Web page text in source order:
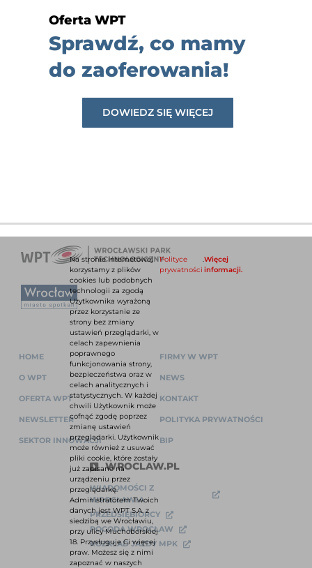
Oferta WPT
Sprawdź, co mamy
do zaoferowania!
DOWIEDZ SIĘ WIĘCEJ
HOME
O WPT
OFERTA WPT
NEWSLETTER
SEKTOR INNOWACJI
FIRMY W WPT
NEWS
KONTAKT
POLITYKA PRYWATNOŚCI
BIP
WROCLAW.PL
WIADOMOŚCI Z
WROCŁAWIA
PRZEDSIĘBIORCY
POGODA WROCŁAW
ROZKŁAD JAZDY MPK
Na stronie internetowej
korzystamy z plików
cookies lub podobnych
technologii za zgodą
Użytkownika wyrażoną
przez korzystanie ze
strony bez zmiany
ustawień przeglądarki, w
celach zapewnienia
poprawnego
funkcjonowania strony,
bezpieczeństwa oraz w
celach analitycznych i
statystycznych. W każdej
chwili Użytkownik może
cofnąć zgodę poprzez
zmianę ustawień
przeglądarki. Użytkownik
może również z usuwać
pliki cookie, które zostały
już zapisane na
urządzeniu przez
przeglądarkę.
Administratorem Twoich
danych jest WPT S.A. z
siedzibą we Wrocławiu,
przy ulicy Muchoborskiej
18. Przysługuje Ci więcej
praw. Możesz się z nimi
zapoznać w naszych
Polityce
prywatności
Więcej
informacji.